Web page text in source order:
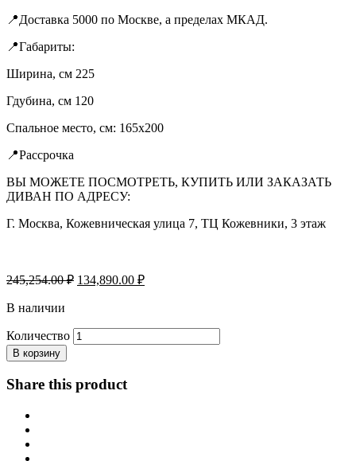
📍Доставка 5000 по Москве, а пределах МКАД.
📍Габариты:
Ширина, см 225
Гдубина, см 120
Спальное место, см: 165х200
📍Рассрочка
ВЫ МОЖЕТЕ ПОСМОТРЕТЬ, КУПИТЬ ИЛИ ЗАКАЗАТЬ
ДИВАН ПО АДРЕСУ:
Г. Москва, Кожевническая улица 7, ТЦ Кожевники, 3 этаж
245,254.00₽ Первоначальная
134,890.00 ₽Текущая
В наличии
Количество
В корзину
Share this product